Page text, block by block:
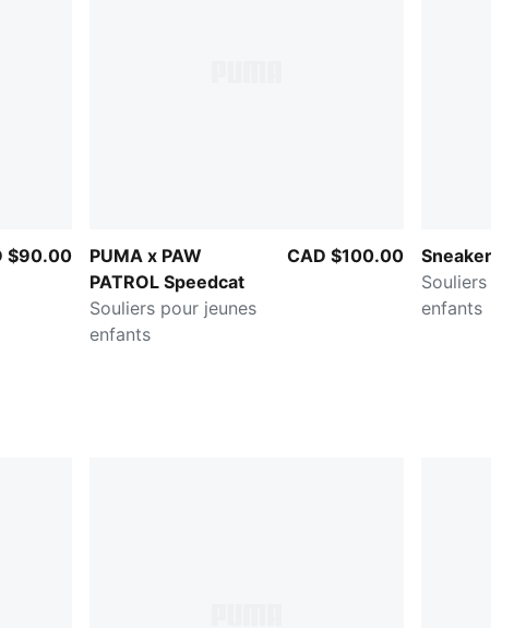
$90.00
PUMA x PAW
PATROL Speedcat
Souliers pour jeunes
enfants
CAD $100.00
Sneakers
Souliers
enfants